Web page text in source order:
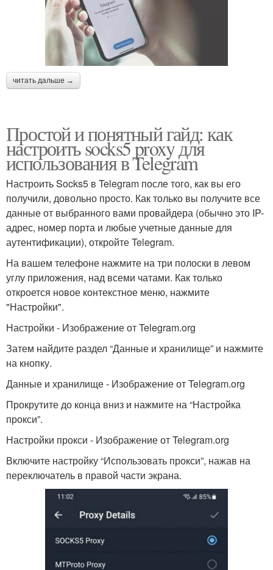
читать дальше →
Простой и понятный гайд: как
настроить socks5 proxy для
использования в Telegram
Настроить Socks5 в Telegram после того, как вы его
получили, довольно просто. Как только вы получите все
данные от выбранного вами провайдера (обычно это IP-
адрес, номер порта и любые учетные данные для
аутентификации), откройте Telegram.
На вашем телефоне нажмите на три полоски в левом
углу приложения, над всеми чатами. Как только
откроется новое контекстное меню, нажмите
"Настройки".
Настройки - Изображение от Telegram.org
Затем найдите раздел “Данные и хранилище” и нажмите
на кнопку.
Данные и хранилище - Изображение от Telegram.org
Прокрутите до конца вниз и нажмите на “Настройка
прокси”.
Настройки прокси - Изображение от Telegram.org
Включите настройку “Использовать прокси”, нажав на
переключатель в правой части экрана.